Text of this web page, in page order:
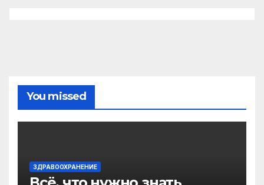
You missed
ЗДРАВООХРАНЕНИЕ